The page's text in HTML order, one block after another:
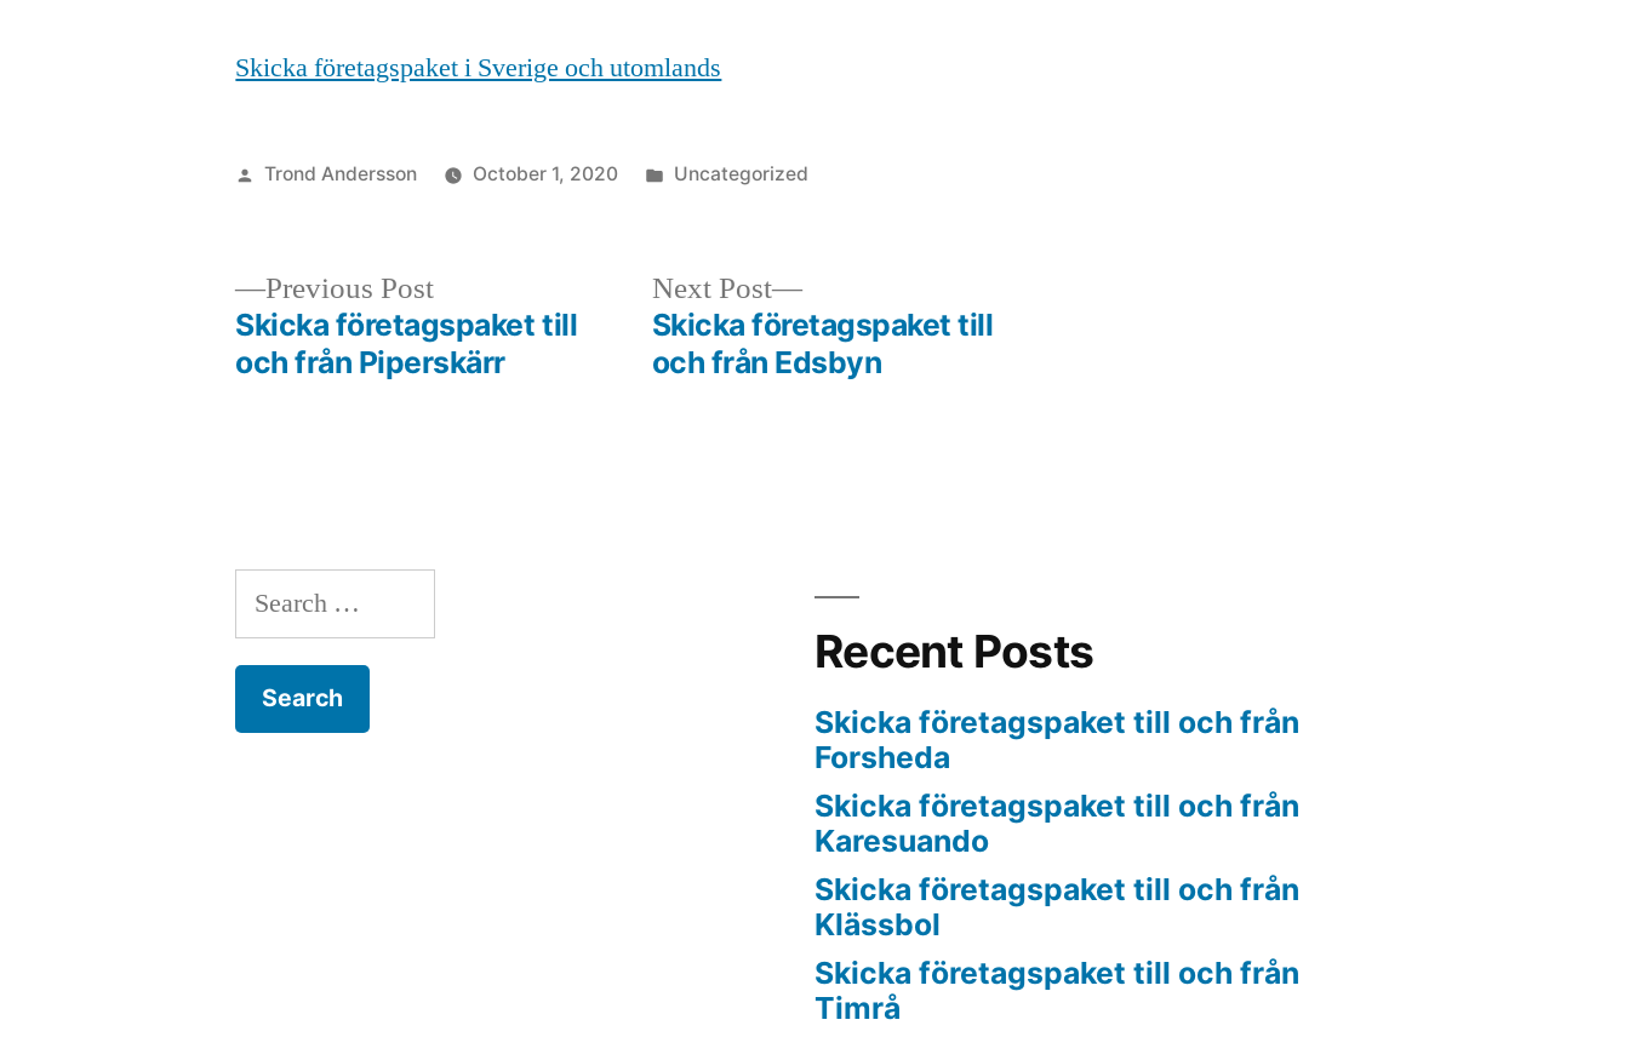
Skicka företagspaket i Sverige och utomlands
Posted
Trond Andersson October 1, 2020
Posted
Uncategorized
Previous PostPrevious
post:
Skicka företagspaket till
och från Piperskärr
Next Post
Next
post:
Skicka företagspaket till
och från Edsbyn
Search
for:
Recent Posts
Skicka företagspaket till och från
Forsheda
Skicka företagspaket till och från
Karesuando
Skicka företagspaket till och från
Klässbol
Skicka företagspaket till och från
Timrå